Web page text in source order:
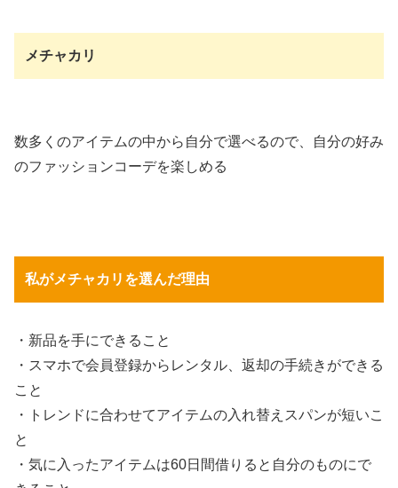
メチャカリ
数多くのアイテムの中から自分で選べるので、自分の好み
のファッションコーデを楽しめる
私がメチャカリを選んだ理由
・新品を手にできること
・スマホで会員登録からレンタル、返却の手続きができる
こと
・トレンドに合わせてアイテムの入れ替えスパンが短いこ
と
・気に入ったアイテムは60日間借りると自分のものにで